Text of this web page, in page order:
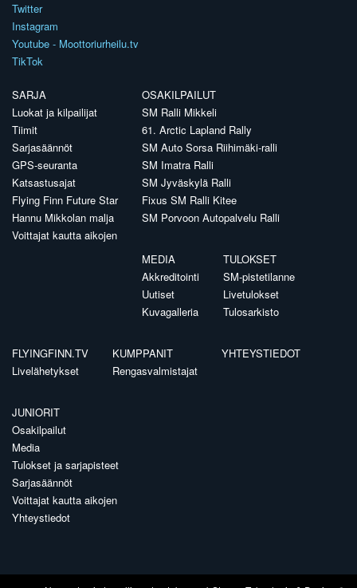
Twitter
Instagram
Youtube - Moottoriurheilu.tv
TikTok
SARJA
Luokat ja kilpailijat
Tiimit
Sarjasäännöt
GPS-seuranta
Katsastusajat
Flying Finn Future Star
Hannu Mikkolan malja
Voittajat kautta aikojen
OSAKILPAILUT
SM Ralli Mikkeli
61. Arctic Lapland Rally
SM Auto Sorsa Riihimäki-ralli
SM Imatra Ralli
SM Jyväskylä Ralli
Fixus SM Ralli Kitee
SM Porvoon Autopalvelu Ralli
MEDIA
Akkreditointi
Uutiset
Kuvagalleria
TULOKSET
SM-pistetilanne
Livetulokset
Tulosarkisto
FLYINGFINN.TV
Livelähetykset
KUMPPANIT
Rengasvalmistajat
YHTEYSTIEDOT
JUNIORIT
Osakilpailut
Media
Tulokset ja sarjapisteet
Sarjasäännöt
Voittajat kautta aikojen
Yhteystiedot